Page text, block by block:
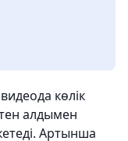
көлік
алдымен
Артынша